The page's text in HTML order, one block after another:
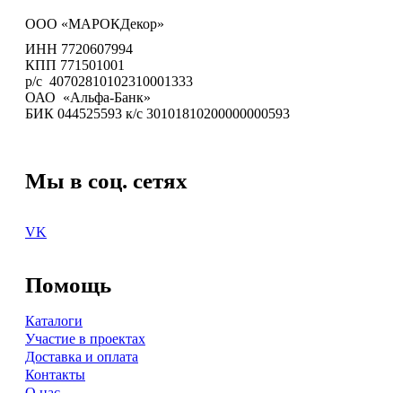
ООО «МАРОКДекор»
ИНН 7720607994
КПП 771501001
р/с 40702810102310001333
ОАО «Альфа-Банк»
БИК 044525593 к/с 30101810200000000593
Мы в соц. сетях
VK
Помощь
Каталоги
Участие в проектах
Доставка и оплата
Контакты